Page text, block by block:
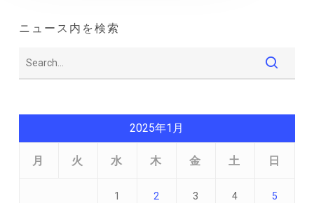
ニュース内を検索
2025年1月
月 火 水 木 金 土 日
1 2 3 4 5